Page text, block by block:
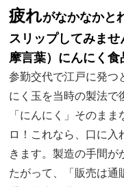
疲れがなかなかと
スリップしてみませ
摩言葉）にんにく食
参勤交代で江戸に発つ
にく玉を当時の製法で
「にんにく」そのま
ロ！これなら、口に
きます。製造の手間が
たがって、「販売は通